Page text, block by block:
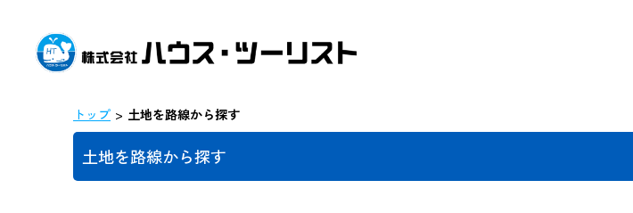
トップ 土地を路線から探す
土地を路線から探す